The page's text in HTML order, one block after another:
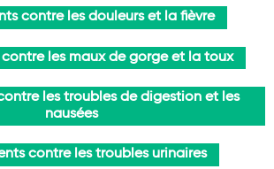
contre les douleurs et la fièvre
les maux de gorge et la toux
les troubles de digestion et les
nausées
contre les troubles urinaires